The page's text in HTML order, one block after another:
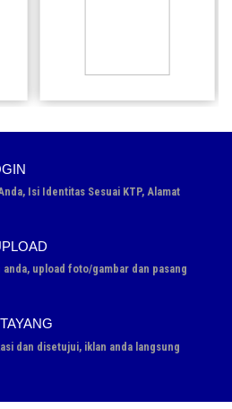
22 Jun
Isi Identitas Sesuai KTP, Alamat
anda, upload foto/gambar dan pasang
dan disetujui, iklan anda langsung